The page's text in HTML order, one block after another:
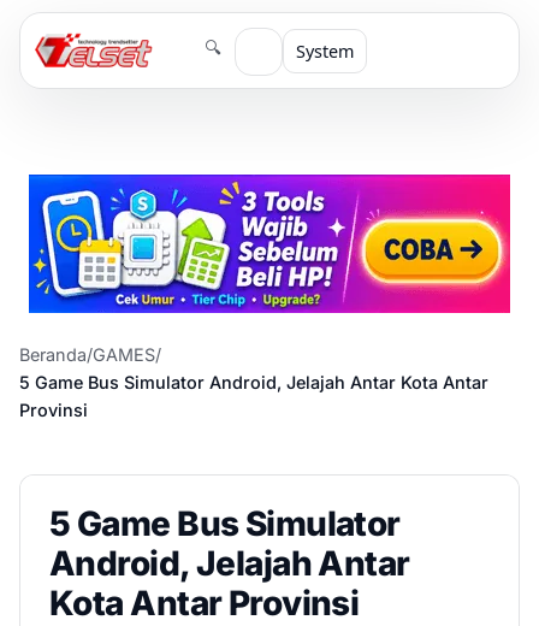
🔍 System
Beranda/GAMES/
5 Game Bus Simulator Android, Jelajah Antar Kota Antar
Provinsi
5 Game Bus Simulator
Android, Jelajah Antar
Kota Antar Provinsi